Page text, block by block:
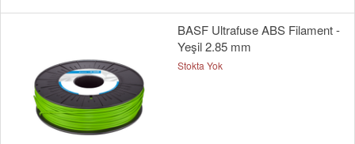
BASF Ultrafuse ABS Filament -
Yeşil 2.85 mm
Stokta Yok